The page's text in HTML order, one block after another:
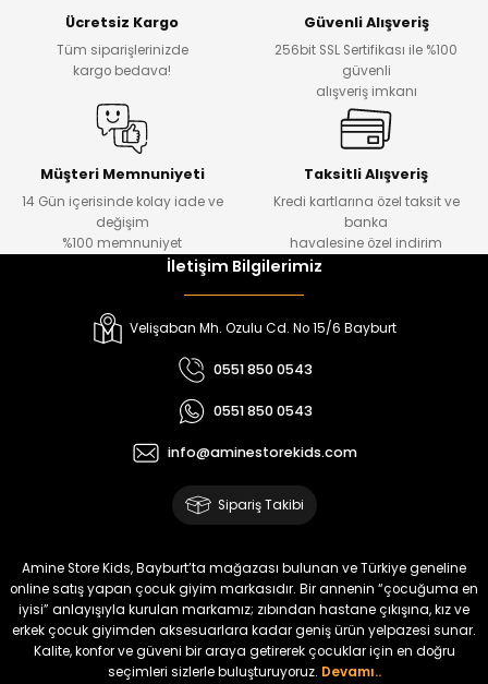
Macera Erkek Çocuk Pantolon Puba Unisex Kot 3’lü Takım
Urban Kız Çocuk Süveterli Tunik Gömlek
%19
Navi Kız Çocuk Kot Pantolon
₺ 650
Bagi Erkek Çocuk Kot Pantolon
₺ 700
₺ 580
Yeni
Bagi Erkek Çocuk Kot Pantolon
₺ 700
₺ 580
%17
Melra Kız Çocuk Kot Pantolon
%15
Tivon Kız Çocuk 3’lü Takım
Ücretsiz Kargo
Tüm siparişlerinizde
kargo bedava!
Güvenli Alışveriş
256bit SSL Sertifikası ile %100
güvenli
alışveriş imkanı
Müşteri Memnuniyeti
14 Gün içerisinde kolay iade ve
değişim
%100 memnuniyet
Taksitli Alışveriş
Kredi kartlarına özel taksit ve
banka
havalesine özel indirim
İletişim Bilgilerimiz
Velişaban Mh. Ozulu Cd. No 15/6 Bayburt
0551 850 0543
0551 850 0543
info@aminestorekids.com
Sipariş Takibi
Amine Store Kids, Bayburt’ta mağazası bulunan ve Türkiye geneline
online satış yapan çocuk giyim markasıdır. Bir annenin “çocuğuma en
iyisi” anlayışıyla kurulan markamız; zıbından hastane çıkışına, kız ve
erkek çocuk giyimden aksesuarlara kadar geniş ürün yelpazesi sunar.
Kalite, konfor ve güveni bir araya getirerek çocuklar için en doğru
seçimleri sizlerle buluşturuyoruz. Devamı..